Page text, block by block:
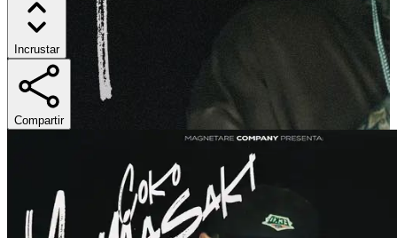
Incrustar
Compartir